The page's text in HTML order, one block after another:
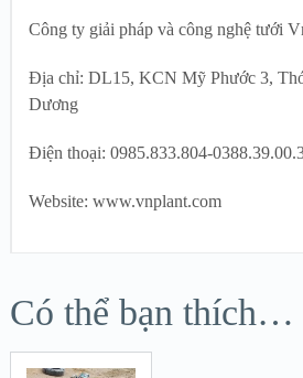
Công ty giải pháp và công nghệ tưới
Địa chỉ: DL15, KCN Mỹ Phước 3,
Dương
Điện thoại: 0985.833.804-
Website: www.vnplant.com
Có thể bạn thích…